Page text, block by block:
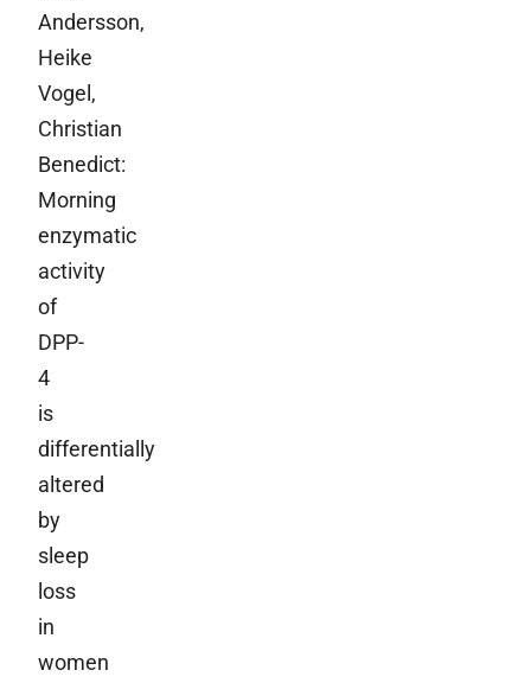
Andersson,
Heike
Vogel,
Christian
Benedict:
Morning
enzymatic
activity
of
DPP-
4
is
differentially
altered
by
sleep
loss
in
women